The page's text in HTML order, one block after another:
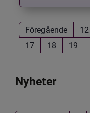
Föregående 12
17
18 19
Nyheter